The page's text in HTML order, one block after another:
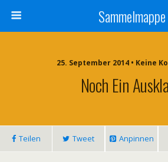
Sammelmappe
25. September 2014 • Keine
Noch Ein
Teilen Tweet Anpinnen